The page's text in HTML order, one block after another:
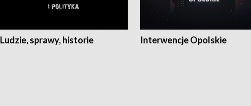
Ludzie, sprawy, historie Interwencje Opolskie